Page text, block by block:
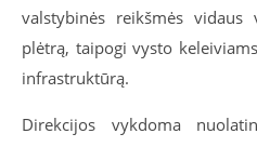
valstybinės reikšmės
plėtrą, taipogi vysto
infrastruktūrą.
Direkcijos vykdoma